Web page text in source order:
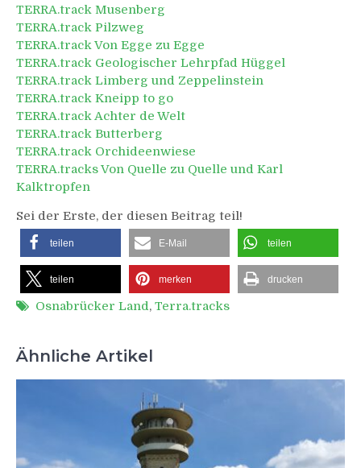
TERRA.track Musenberg
TERRA.track Pilzweg
TERRA.track Von Egge zu Egge
TERRA.track Geologischer Lehrpfad Hüggel
TERRA.track Limberg und Zeppelinstein
TERRA.track Kneipp to go
TERRA.track Achter de Welt
TERRA.track Butterberg
TERRA.track Orchideenwiese
TERRA.tracks Von Quelle zu Quelle und Karl
Kalktropfen
Sei der Erste, der diesen Beitrag teil!
teilen E-Mail teilen
teilen merken drucken
Osnabrücker Land, Terra.tracks
Ähnliche Artikel